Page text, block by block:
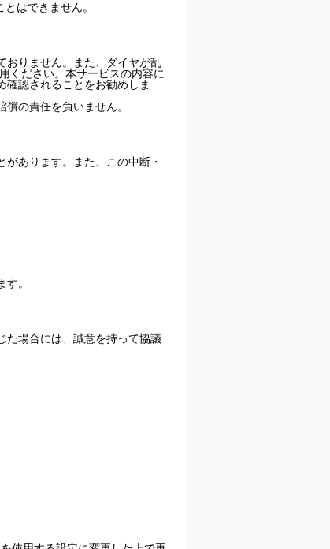
はできません。
おりません。また、ダイヤが乱
ください。本サービスの内容に
確認されることをお勧めしま
の責任を負いません。
あります。また、この中断・
。
た場合には、誠意を持って協議